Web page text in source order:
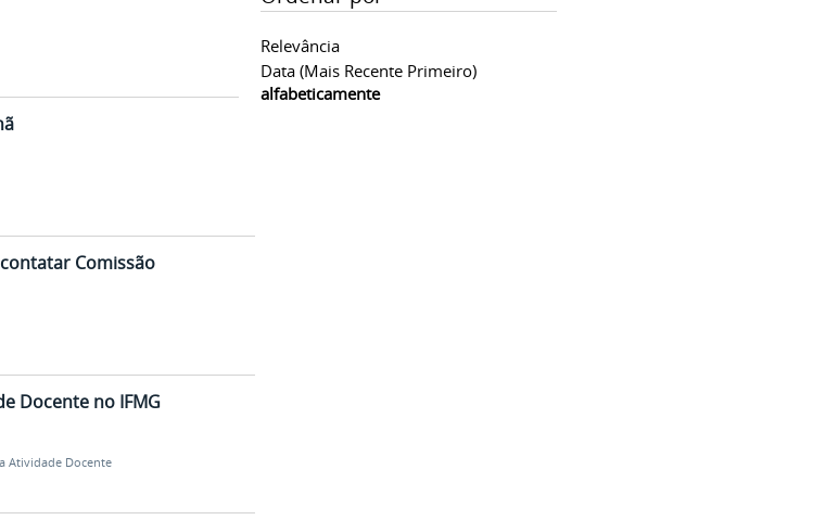
Relevância
Data (mais Recente Primeiro)
alfabeticamente
Comissão
Docente no IFMG
Atividade Docente